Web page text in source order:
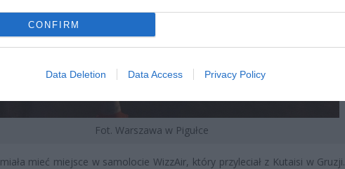
CONFIRM
Data Deletion Data Access Privacy Policy
Fot. Warszawa w Pigułce
mieć miejsce w samolocie WizzAir, który przyleciał z Kutaisi w Gruzji.